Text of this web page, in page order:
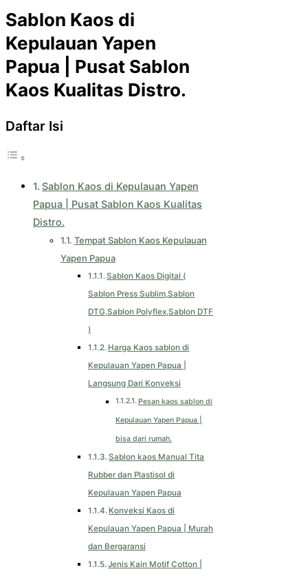
Sablon Kaos di
Kepulauan Yapen
Papua | Pusat Sablon
Kaos Kualitas Distro.
Daftar Isi
Sablon Kaos di Kepulauan Yapen
Papua | Pusat Sablon Kaos Kualitas
Distro.
Tempat Sablon Kaos Kepulauan
Yapen Papua
Sablon Kaos Digital (
Sablon Press Sublim,Sablon
DTG,Sablon Polyflex,Sablon DTF
)
Harga Kaos sablon di
Kepulauan Yapen Papua |
Langsung Dari Konveksi
Pesan kaos sablon di
Kepulauan Yapen Papua |
bisa dari rumah.
Sablon kaos Manual Tita
Rubber dan Plastisol di
Kepulauan Yapen Papua
Konveksi Kaos di
Kepulauan Yapen Papua | Murah
dan Bergaransi
Jenis Kain Motif Cotton |